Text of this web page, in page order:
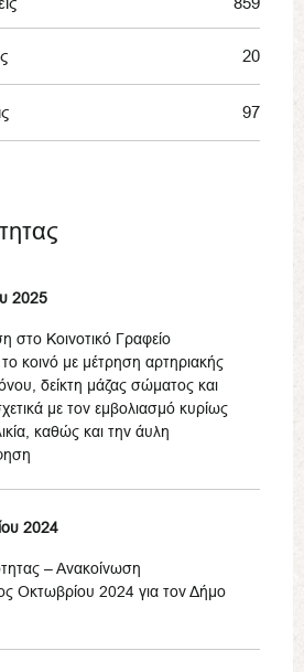
20
97
2025
στο Κοινοτικό Γραφείο
κοινό με μέτρηση αρτηριακής
δείκτη μάζας σώματος και
με τον εμβολιασμό κυρίως
καθώς και την άυλη
2024
– Ανακοίνωση
Οκτωβρίου 2024 για τον Δήμο